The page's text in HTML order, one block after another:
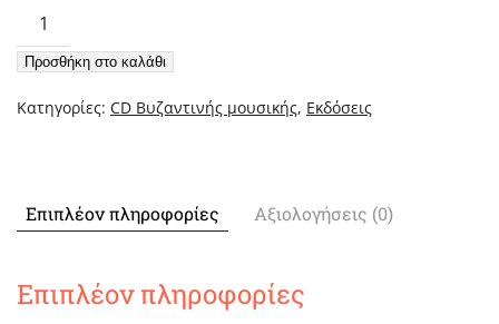
Εγκαίνια
Καθολικού
/
Of
Α']
ποσότητα
Προσθήκη στο καλάθι
Κατηγορίες: CD Βυζαντινής μουσικής, Εκδόσεις
Επιπλέον πληροφορίες Αξιολογήσεις (0)
Επιπλέον πληροφορίες